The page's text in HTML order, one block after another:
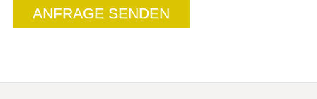
ANFRAGE SENDEN